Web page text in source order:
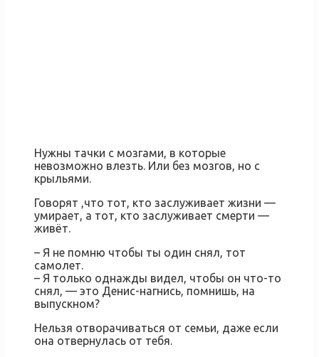
Нужны тачки с мозгами, в которые
невозможно влезть. Или без мозгов, но с
крыльями.
Говорят ,что тот, кто заслуживает жизни —
умирает, а тот, кто заслуживает смерти —
живёт.
– Я не помню чтобы ты один снял, тот
самолет.
– Я только однажды видел, чтобы он что-то
снял, — это Денис-нагнись, помнишь, на
выпускном?
Нельзя отворачиваться от семьи, даже если
она отвернулась от тебя.